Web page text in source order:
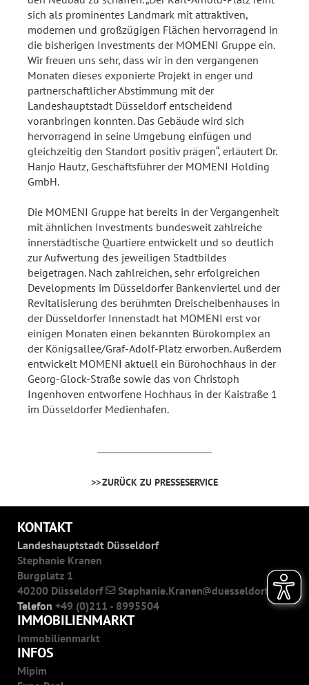
sich als prominentes Landmark mit attraktiven,
modernen und großzügigen Flächen hervorragend in
die bisherigen Investments der MOMENI Gruppe ein.
Wir freuen uns sehr, dass wir in den vergangenen
Monaten dieses exponierte Projekt in enger und
partnerschaftlicher Abstimmung mit der
Landeshauptstadt Düsseldorf entscheidend
voranbringen konnten. Das Gebäude wird sich
hervorragend in seine Umgebung einfügen und
gleichzeitig den Standort positiv prägen“, erläutert Dr.
Hanjo Hautz, Geschäftsführer der MOMENI Holding
GmbH.
Die MOMENI Gruppe hat bereits in der Vergangenheit
mit ähnlichen Investments bundesweit zahlreiche
innerstädtische Quartiere entwickelt und so deutlich
zur Aufwertung des jeweiligen Stadtbildes
beigetragen. Nach zahlreichen, sehr erfolgreichen
Developments im Düsseldorfer Bankenviertel und der
Revitalisierung des berühmten Dreischeibenhauses in
der Düsseldorfer Innenstadt hat MOMENI erst vor
einigen Monaten einen bekannten Bürokomplex an
der Königsallee/Graf-Adolf-Platz erworben. Außerdem
entwickelt MOMENI aktuell ein Bürohochhaus in der
Georg-Glock-Straße sowie das von Christoph
Ingenhoven entworfene Hochhaus in der Kaistraße 1
im Düsseldorfer Medienhafen.
ZURÜCK ZU PRESSESERVICE
KONTAKT
Landeshauptstadt Düsseldorf
Stephanie Kranen
Burgplatz 1
40200 Düsseldorf
Stephanie.Kranen
duesseldorf.de
Telefon +49 (0)211 - 8995504
IMMOBILIENMARKT
Immobilienmarkt
INFOS
Mipim